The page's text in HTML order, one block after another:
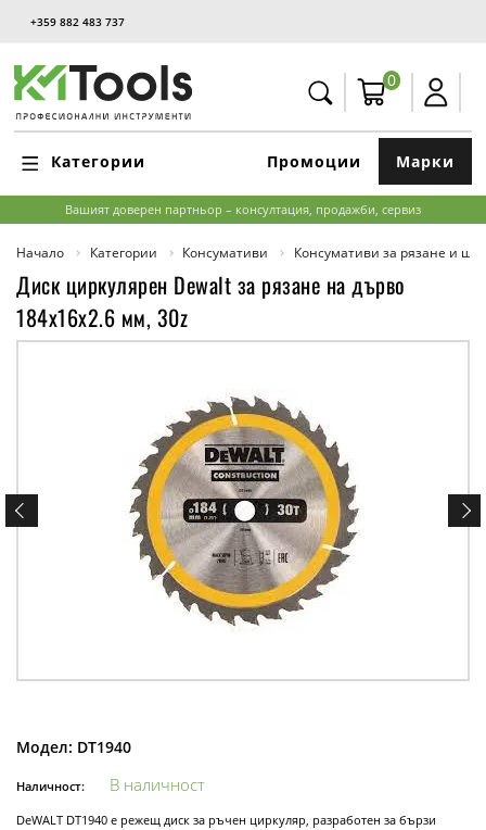
+359 882 483 737
0
Категории Марки
Промоции
Вашият доверен партньор – консултация, продажби, сервиз
Начало Категории Консумативи Консумативи за рязане и
Диск циркулярен Dewalt за рязане на дърво
184х16х2.6 мм, 30z
Модел: DT1940
Наличност: В наличност
DeWALT DT1940 е режещ диск за ръчен циркуляр, разработен за бързи